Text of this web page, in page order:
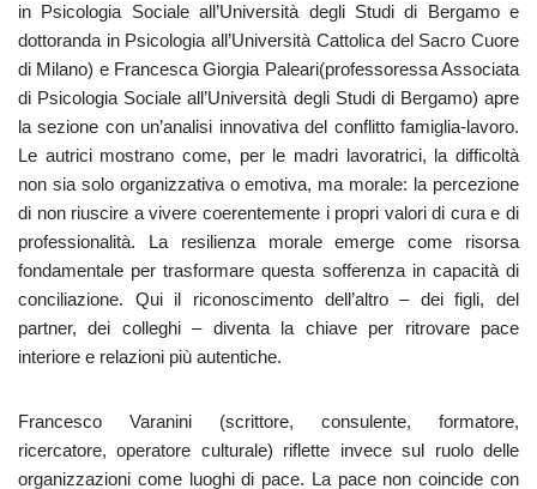
in Psicologia Sociale all’Università degli Studi di Bergamo e
dottoranda in Psicologia all’Università Cattolica del Sacro Cuore
di Milano) e Francesca Giorgia Paleari(professoressa Associata
di Psicologia Sociale all’Università degli Studi di Bergamo) apre
la sezione con un’analisi innovativa del conflitto famiglia-lavoro.
Le autrici mostrano come, per le madri lavoratrici, la difficoltà
non sia solo organizzativa o emotiva, ma morale: la percezione
di non riuscire a vivere coerentemente i propri valori di cura e di
professionalità. La resilienza morale emerge come risorsa
fondamentale per trasformare questa sofferenza in capacità di
conciliazione. Qui il riconoscimento dell’altro – dei figli, del
partner, dei colleghi – diventa la chiave per ritrovare pace
interiore e relazioni più autentiche.
Francesco Varanini (scrittore, consulente, formatore,
ricercatore, operatore culturale) riflette invece sul ruolo delle
organizzazioni come luoghi di pace. La pace non coincide con